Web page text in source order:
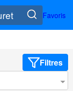
Favoris
Filtres